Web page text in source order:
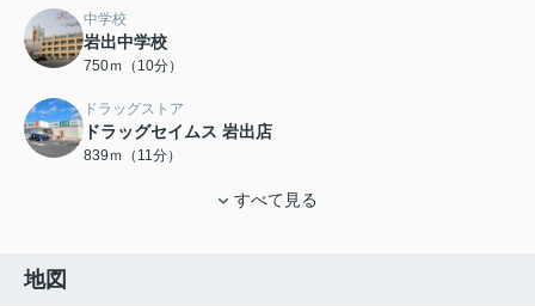
中学校
岩出中学校
750ｍ（10分）
ドラッグストア
ドラッグセイムス 岩出店
839ｍ（11分）
すべて見る
地図